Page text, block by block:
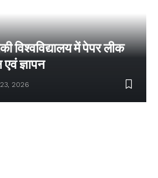
विश्वविद्यालय में पेपर लीक
ज्ञापन
2026